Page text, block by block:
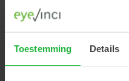
Toestemming Details
binoculaire
hoge